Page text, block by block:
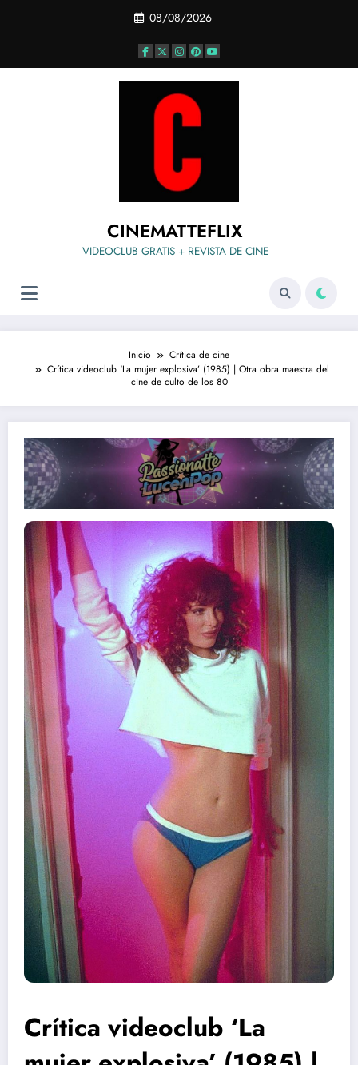
08/08/2026
CINEMATTEFLIX
VIDEOCLUB GRATIS + REVISTA DE CINE
Inicio
Crítica de cine
Crítica videoclub ‘La mujer explosiva’ (1985) | Otra obra maestra del
cine de culto de los 80
Crítica videoclub ‘La